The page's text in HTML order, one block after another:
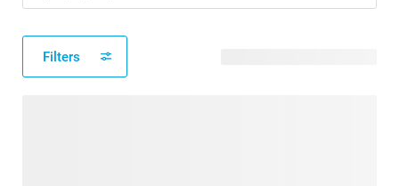
Filters